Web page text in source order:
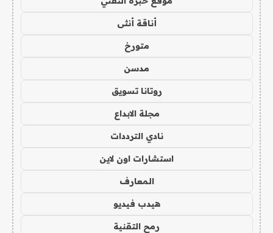
أناقة أنثى
متورخ
مدسن
روتانا تسويق
مجلة الابداع
نادي الترددات
استشارات اون لاين
المعارف
هيدب فيديو
رمح التقنية